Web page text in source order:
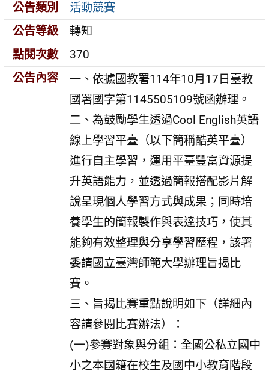
公告類別
活動競賽
公告等級
轉知
點閱次數
370
公告內容
一、依據國教署114年10月17日臺教
國署國字第1145505109號函辦理。
二、為鼓勵學生透過Cool English英語
線上學習平臺（以下簡稱酷英平臺）
進行自主學習，運用平臺豐富資源提
升英語能力，並透過簡報搭配影片解
說呈現個人學習方式與成果；同時培
養學生的簡報製作與表達技巧，使其
能夠有效整理與分享學習歷程，該署
委請國立臺灣師範大學辦理旨揭比
賽。
三、旨揭比賽重點說明如下（詳細內
容請參閱比賽辦法）：
(一)參賽對象與分組：全國公私立國中
小之本國籍在校生及國中小教育階段